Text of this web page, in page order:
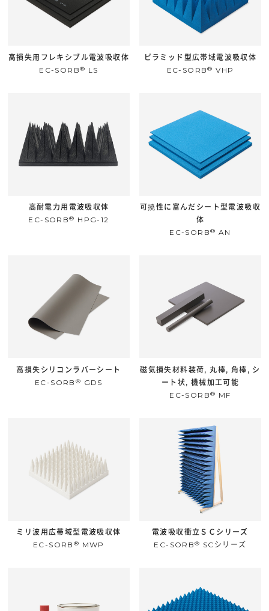
高損失用フレキシブル電波吸収体
EC-SORB® LS
ピラミッド型広帯域電波吸収体
EC-SORB® VHP
高耐電力用電波吸収体
EC-SORB® HPG-12
可撓性に富んだシート型電波吸収
体
EC-SORB® AN
高損失シリコンラバーシート
EC-SORB ® GDS
磁気損失材料装荷, 丸棒, 角棒, シ
ート状, 機械加工可能
EC-SORB® MF
ミリ波用広帯域型電波吸収体
EC-SORB ® MWP
電波吸収衝立ＳＣシリーズ
EC-SORB® SCシリーズ